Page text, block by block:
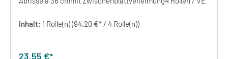
Inhalt: 1 Rolle(n)(94,20 €* / 4 Rolle(n))
23,55 €*